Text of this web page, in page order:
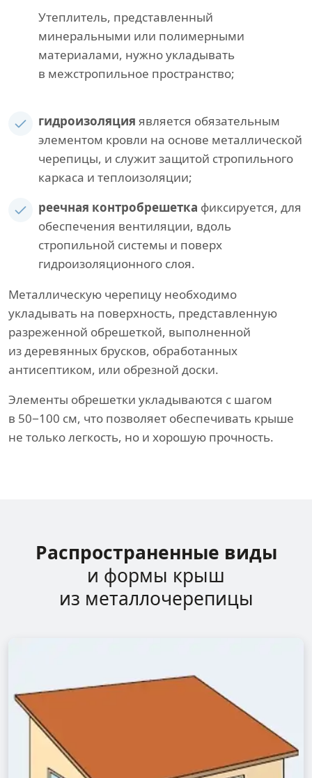
Утеплитель, представленный
минеральными или полимерными
материалами, нужно укладывать
в межстропильное пространство;
гидроизоляция является обязательным
элементом кровли на основе металлической
черепицы, и служит защитой стропильного
каркаса и теплоизоляции;
реечная контробрешетка фиксируется, для
обеспечения вентиляции, вдоль
стропильной системы и поверх
гидроизоляционного слоя.
Металлическую черепицу необходимо
укладывать на поверхность, представленную
разреженной обрешеткой, выполненной
из деревянных брусков, обработанных
антисептиком, или обрезной доски.
Элементы обрешетки укладываются с шагом
в 50−100 см, что позволяет обеспечивать крыше
не только легкость, но и хорошую прочность.
Распространенные виды
и формы крыш
из металлочерепицы